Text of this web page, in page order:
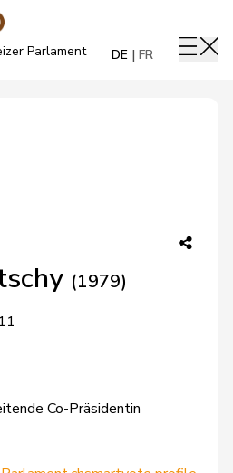
Parlament DE FR
(1979)
Co-Präsidentin